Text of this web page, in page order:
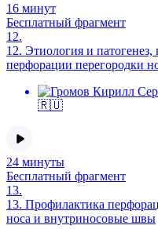
16 минут
Бесплатный фрагмент
12.
12. Этиология и
перфорации перегородки
🇷🇺
24 минуты
Бесплатный фрагмент
13.
13. Профилактика
носа и внутриносовые швы